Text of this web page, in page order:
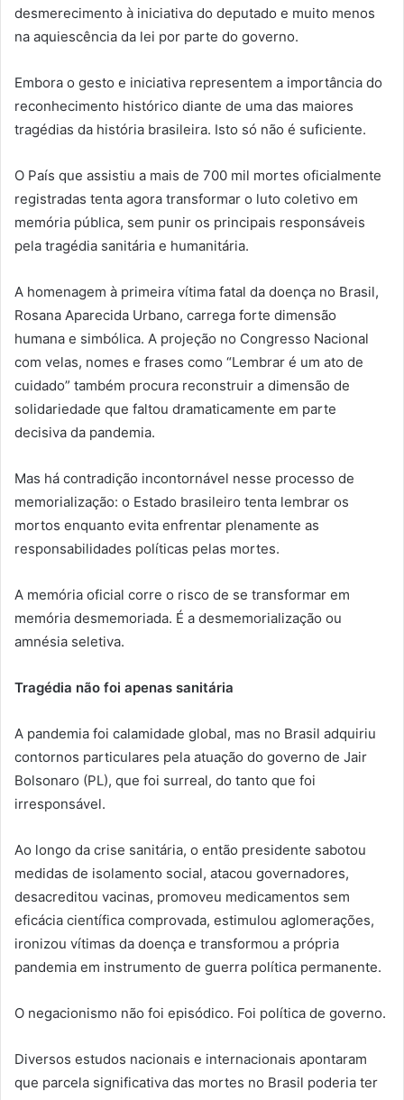
desmerecimento à iniciativa do deputado e muito menos
na aquiescência da lei por parte do governo.
Embora o gesto e iniciativa representem a importância do
reconhecimento histórico diante de uma das maiores
tragédias da história brasileira. Isto só não é suficiente.
O País que assistiu a mais de 700 mil mortes oficialmente
registradas tenta agora transformar o luto coletivo em
memória pública, sem punir os principais responsáveis
pela tragédia sanitária e humanitária.
A homenagem à primeira vítima fatal da doença no Brasil,
Rosana Aparecida Urbano, carrega forte dimensão
humana e simbólica. A projeção no Congresso Nacional
com velas, nomes e frases como “Lembrar é um ato de
cuidado” também procura reconstruir a dimensão de
solidariedade que faltou dramaticamente em parte
decisiva da pandemia.
Mas há contradição incontornável nesse processo de
memorialização: o Estado brasileiro tenta lembrar os
mortos enquanto evita enfrentar plenamente as
responsabilidades políticas pelas mortes.
A memória oficial corre o risco de se transformar em
memória desmemoriada. É a desmemorialização ou
amnésia seletiva.
Tragédia não foi apenas sanitária
A pandemia foi calamidade global, mas no Brasil adquiriu
contornos particulares pela atuação do governo de Jair
Bolsonaro (PL), que foi surreal, do tanto que foi
irresponsável.
Ao longo da crise sanitária, o então presidente sabotou
medidas de isolamento social, atacou governadores,
desacreditou vacinas, promoveu medicamentos sem
eficácia científica comprovada, estimulou aglomerações,
ironizou vítimas da doença e transformou a própria
pandemia em instrumento de guerra política permanente.
O negacionismo não foi episódico. Foi política de governo.
Diversos estudos nacionais e internacionais apontaram
que parcela significativa das mortes no Brasil poderia ter